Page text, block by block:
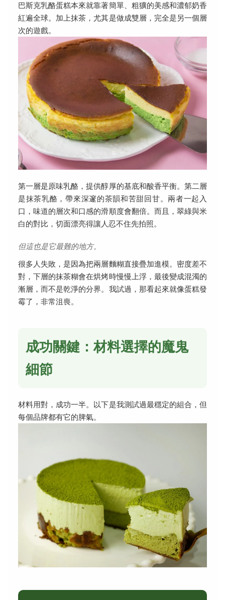
巴斯克乳酪蛋糕本來就靠著簡單、粗獷的美感和濃郁奶香
紅遍全球。加上抹茶，尤其是做成雙層，完全是另一個層
次的遊戲。
第一層是原味乳酪，提供醇厚的基底和酸香平衡。第二層
是抹茶乳酪，帶來深邃的茶韻和苦甜回甘。兩者一起入
口，味道的層次和口感的滑順度會翻倍。而且，翠綠與米
白的對比，切面漂亮得讓人忍不住先拍照。
但這也是它最難的地方。
很多人失敗，是因為把兩層麵糊直接疊加進模。密度差不
對，下層的抹茶糊會在烘烤時慢慢上浮，最後變成混濁的
漸層，而不是乾淨的分界。我試過，那看起來就像蛋糕發
霉了，非常沮喪。
成功關鍵：材料選擇的魔鬼
細節
材料用對，成功一半。以下是我測試過最穩定的組合，但
每個品牌都有它的脾氣。